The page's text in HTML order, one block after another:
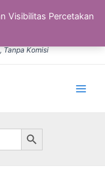
Visibilitas Percetakan
Tanpa Komisi
Search Button